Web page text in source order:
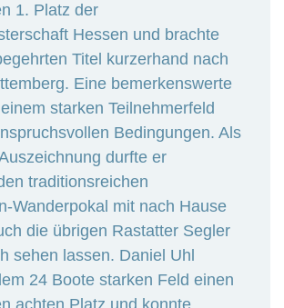
1. Platz der
Hessen und brachte
Titel kurzerhand nach
Eine bemerkenswerte
starken Teilnehmerfeld
Bedingungen. Als
durfte er
traditionsreichen
Wanderpokal mit nach Hause
die übrigen Rastatter Segler
sehen lassen. Daniel Uhl
24 Boote starken Feld einen